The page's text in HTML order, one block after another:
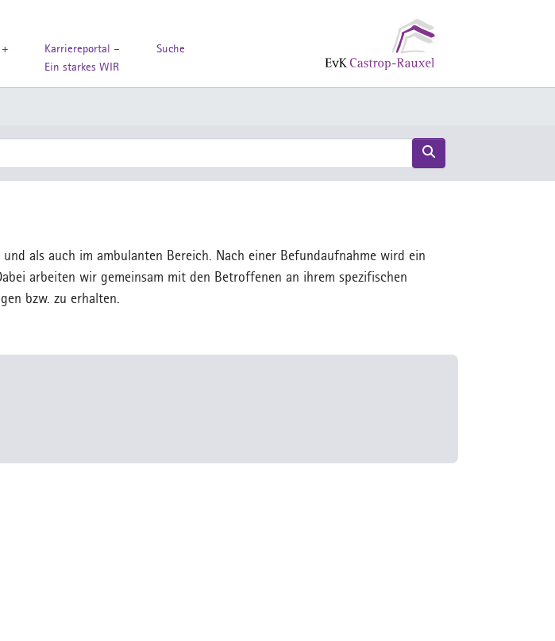
+
Karriereportal –
Ein starkes WIR
Suche
Suche abschicken
als auch im ambulanten Bereich. Nach einer Befundaufnahme wird ein
arbeiten wir gemeinsam mit den Betroffenen an ihrem spezifischen
bzw. zu erhalten.